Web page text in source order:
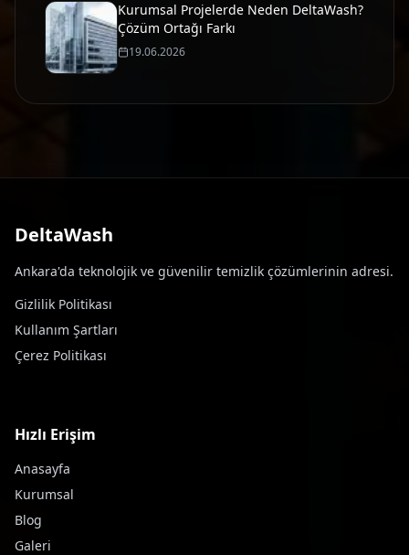
Kurumsal Projelerde Neden DeltaWash?
Çözüm Ortağı Farkı
19.06.2026
DeltaWash
Ankara'da teknolojik ve güvenilir temizlik çözümlerinin adresi.
Gizlilik Politikası
Kullanım Şartları
Çerez Politikası
Hızlı Erişim
Anasayfa
Kurumsal
Blog
Galeri